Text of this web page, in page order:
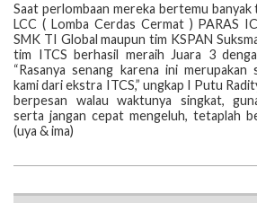
Saat perlombaan mereka bertemu
LCC ( Lomba Cerdas Cermat ) PARAS
SMK TI Global maupun tim KSPAN
tim ITCS berhasil meraih Juara 3
“Rasanya senang karena ini merupakan
kami dari ekstra ITCS,” ungkap I Putu
berpesan walau waktunya singkat,
serta jangan cepat mengeluh, tetaplah
(uya & ima)